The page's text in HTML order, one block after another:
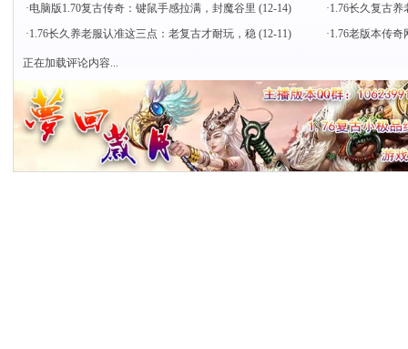
·电脑版1.70复古传奇：键鼠手感拉满，封魔谷里 (12-14) ·1.76长久复古
·1.76长久养老服认准这三点：老复古才耐玩，稳 (12-11) ·1.76老版本传
正在加载评论内容...